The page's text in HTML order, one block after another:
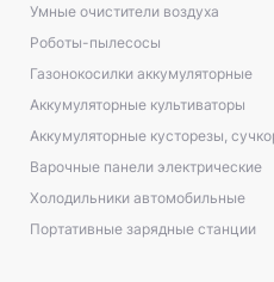
Умные очистители воздуха
Роботы-пылесосы
Газонокосилки аккумуляторные
Аккумуляторные культиваторы
Аккумуляторные кусторезы,
Варочные панели электрические
Холодильники автомобильные
Портативные зарядные станции